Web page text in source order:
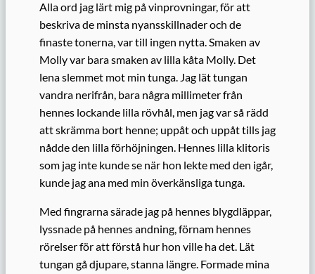
Alla ord jag lärt mig på vinprovningar, för att
beskriva de minsta nyansskillnader och de
finaste tonerna, var till ingen nytta. Smaken av
Molly var bara smaken av lilla kåta Molly. Det
lena slemmet mot min tunga. Jag lät tungan
vandra nerifrån, bara några millimeter från
hennes lockande lilla rövhål, men jag var så rädd
att skrämma bort henne; uppåt och uppåt tills jag
nådde den lilla förhöjningen. Hennes lilla klitoris
som jag inte kunde se när hon lekte med den igår,
kunde jag ana med min överkänsliga tunga.
Med fingrarna särade jag på hennes blygdläppar,
lyssnade på hennes andning, förnam hennes
rörelser för att förstå hur hon ville ha det. Lät
tungan gå djupare, stanna längre. Formade mina